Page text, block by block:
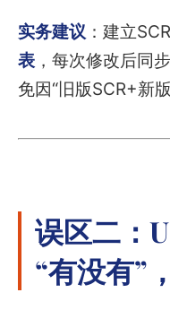
实务建议 ：建立
表 ，每次修改后同
免因“旧版SCR+新
误区二：
“有没有”